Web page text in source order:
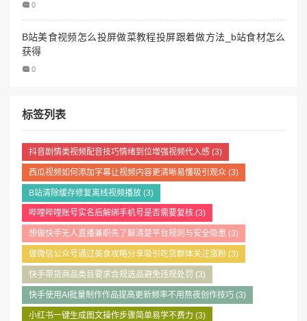
0
B站美食视频怎么投屏做菜教程投屏跟着做方法_b站食材怎么
获得
0
标签列表
抖音剧情类视频配音技巧情绪到位增强视频代入感(3)
西瓜视频如何添加字幕让视频内容更清晰易懂吸引观众(3)
B站清除缓存修复离线视频播放(3)
哔哩哔哩账号实名后解绑手机号是否需要复核(3)
想做快手无人直播兼职先了解清楚平台规则与安全隐患 (3)
做微信公众号通过美食攻略分享吸引吃货群体关注涨粉(3)
快手带货商品类目要求合规选品避免违规处罚 (3)
快手使用AI批量制作作品提高更新频率不用熬夜创作技巧(3)
小红书一键生成图文操作步骤简单易学不费力 (3)